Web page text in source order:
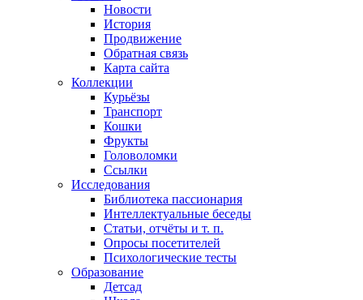
Новости
История
Продвижение
Обратная связь
Карта сайта
Коллекции
Курьёзы
Транспорт
Кошки
Фрукты
Головоломки
Ссылки
Исследования
Библиотека пассионария
Интеллектуальные беседы
Статьи, отчёты и т. п.
Опросы посетителей
Психологические тесты
Образование
Детсад